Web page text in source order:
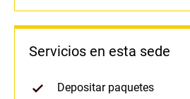
Servicios en esta sede
Depositar paquetes